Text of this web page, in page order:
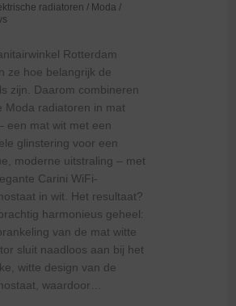
radiatoren / Moda /
Rotterdam
ze hoe belangrijk de
zijn. Daarom combineren
Moda radiatoren in mat
een mat wit met een
glinstering voor een
moderne uitstraling – met
Carini WiFi-
in wit. Het resultaat?
harmonieus geheel:
van de mat witte
sluit naadloos aan bij het
witte design van de
waardoor…